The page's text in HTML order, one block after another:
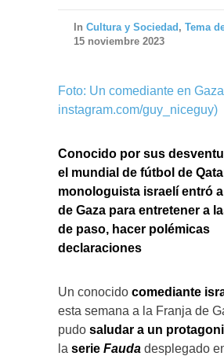
In Cultura y Sociedad , Tema
15 noviembre 2023
Foto: Un comediante en
instagram.com/guy_niceguy)
Conocido por sus
el mundial de fútbol de
monologuista israelí entró
de Gaza para entretener a
de paso, hacer polémicas
declaraciones
Un conocido comediante
esta semana a la Franja de
pudo saludar a un
la serie Fauda desplegado